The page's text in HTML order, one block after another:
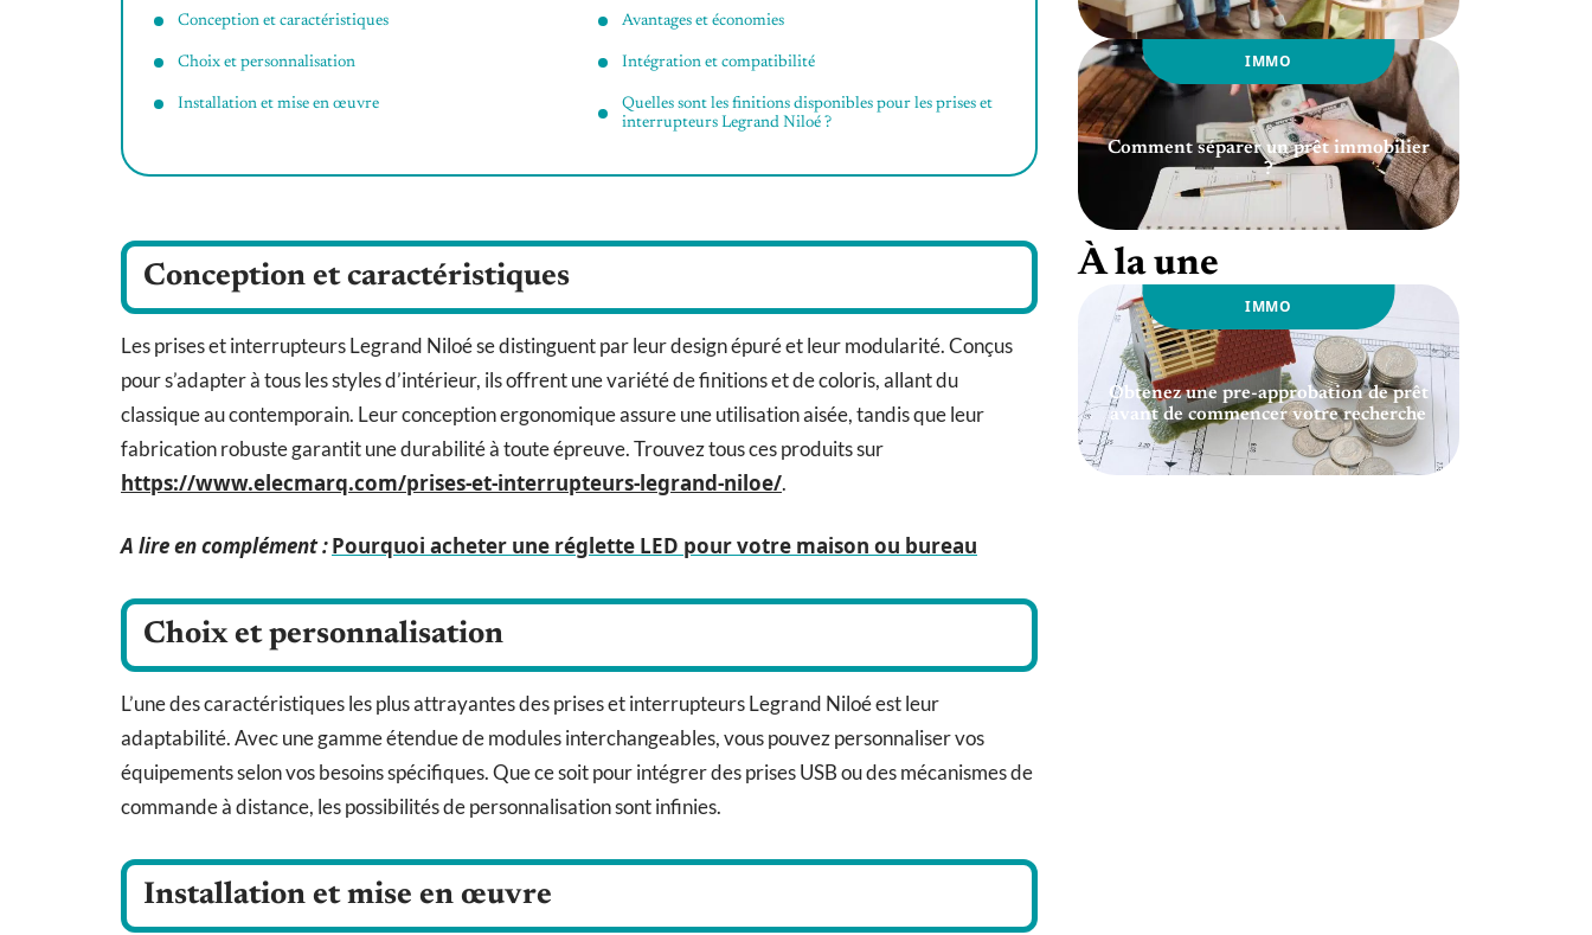
Conception et caractéristiques
Choix et personnalisation
Installation et mise en œuvre
Avantages et économies
Intégration et compatibilité
Quelles sont les finitions disponibles pour les prises et
interrupteurs Legrand Niloé ?
Conception et caractéristiques
Les prises et interrupteurs Legrand Niloé se distinguent par leur design épuré et leur modularité. Conçus
pour s’adapter à tous les styles d’intérieur, ils offrent une variété de finitions et de coloris, allant du
classique au contemporain. Leur conception ergonomique assure une utilisation aisée, tandis que leur
fabrication robuste garantit une durabilité à toute épreuve. Trouvez tous ces produits sur
https://www.elecmarq.com/prises-et-interrupteurs-legrand-niloe/.
A lire en complément :Pourquoi acheter une réglette LED pour votre maison ou bureau
Choix et personnalisation
L’une des caractéristiques les plus attrayantes des prises et interrupteurs Legrand Niloé est leur
adaptabilité. Avec une gamme étendue de modules interchangeables, vous pouvez personnaliser vos
équipements selon vos besoins spécifiques. Que ce soit pour intégrer des prises USB ou des mécanismes de
commande à distance, les possibilités de personnalisation sont infinies.
Installation et mise en œuvre
IMMO
Comment séparer un prêt immobilier
?
À la une
IMMO
Obtenez une pre-approbation de prêt
avant de commencer votre recherche